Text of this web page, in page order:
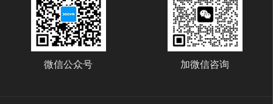
微信公众号 加微信咨询